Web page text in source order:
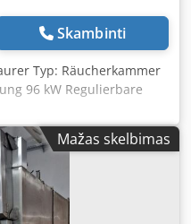
Skambinti
Typ: Räucherkammer
96 kW Regulierbare
Frischluft-, Abluft- und
Dkedjq E Ry
nach Kundenwunsch
Nachbrennsystem
Breite: 158 Länge: 455
Mažas skelbimas